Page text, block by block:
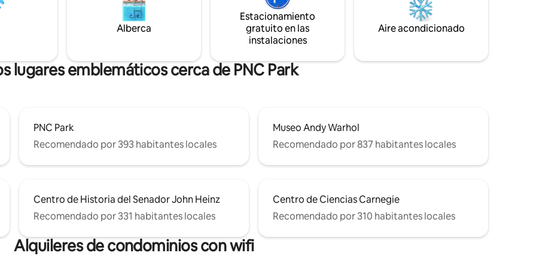
¡todo es nuevo!
abastecido para estancias
de
hoy mismo!
Asistencia al huésped las 24 horas, los 7
días Perfecto para viajes de negocios,
eventos o escapadas de fin de semana.
¡Estamos aquí para ti antes, durante y
Camina unas cuadras hasta el hospital
Allegheny General, así como bares del
barrio y todos los estadios principales.
Alberca
Estacionamiento
gratuito en las
instalaciones
Aire acondicionado
lugares emblemáticos cerca de PNC Park
PNC Park
Recomendado por 393 habitantes locales
Museo Andy Warhol
Recomendado por 837 habitantes locales
Centro de Historia del Senador John Heinz
Recomendado por 331 habitantes locales
Centro de Ciencias Carnegie
Recomendado por 310 habitantes locales
Alquileres de condominios con wifi